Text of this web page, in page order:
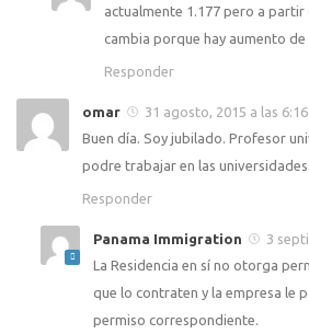
actualmente 1.177 pero a
cambia porque hay aumento de
Responder
omar
31 agosto, 2015 a las
Buen día. Soy jubilado. Profesor
podre trabajar en las
Responder
Panama Immigration
3
La Residencia en sí no otorga
que lo contraten y la empresa le
permiso correspondiente.